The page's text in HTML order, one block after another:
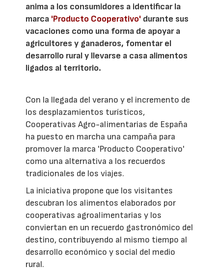
anima a los consumidores a identificar la
marca 'Producto Cooperativo' durante sus
vacaciones como una forma de apoyar a
agricultores y ganaderos, fomentar el
desarrollo rural y llevarse a casa alimentos
ligados al territorio.
Con la llegada del verano y el incremento de
los desplazamientos turísticos,
Cooperativas Agro-alimentarias de España
ha puesto en marcha una campaña para
promover la marca 'Producto Cooperativo'
como una alternativa a los recuerdos
tradicionales de los viajes.
La iniciativa propone que los visitantes
descubran los alimentos elaborados por
cooperativas agroalimentarias y los
conviertan en un recuerdo gastronómico del
destino, contribuyendo al mismo tiempo al
desarrollo económico y social del medio
rural.